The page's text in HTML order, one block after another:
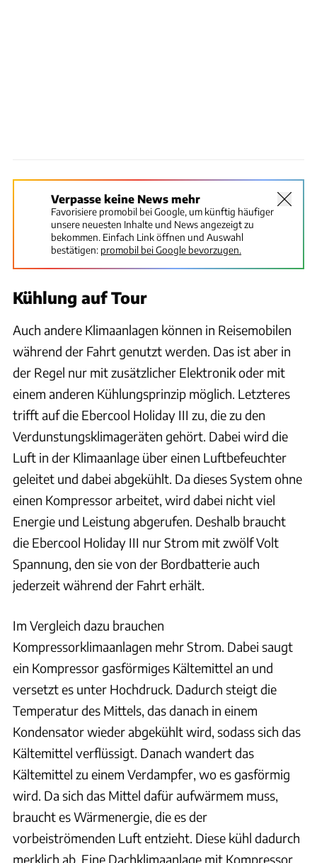
Verpasse keine News mehr
Favorisiere promobil bei Google, um künftig häufiger
unsere neuesten Inhalte und News angezeigt zu
bekommen. Einfach Link öffnen und Auswahl
bestätigen: promobil bei Google bevorzugen.
Kühlung auf Tour
Auch andere Klimaanlagen können in Reisemobilen
während der Fahrt genutzt werden. Das ist aber in
der Regel nur mit zusätzlicher Elektronik oder mit
einem anderen Kühlungsprinzip möglich. Letzteres
trifft auf die Ebercool Holiday III zu, die zu den
Verdunstungsklimageräten gehört. Dabei wird die
Luft in der Klimaanlage über einen Luftbefeuchter
geleitet und dabei abgekühlt. Da dieses System ohne
einen Kompressor arbeitet, wird dabei nicht viel
Energie und Leistung abgerufen. Deshalb braucht
die Ebercool Holiday III nur Strom mit zwölf Volt
Spannung, den sie von der Bordbatterie auch
jederzeit während der Fahrt erhält.
Im Vergleich dazu brauchen
Kompressorklimaanlagen mehr Strom. Dabei saugt
ein Kompressor gasförmiges Kältemittel an und
versetzt es unter Hochdruck. Dadurch steigt die
Temperatur des Mittels, das danach in einem
Kondensator wieder abgekühlt wird, sodass sich das
Kältemittel verflüssigt. Danach wandert das
Kältemittel zu einem Verdampfer, wo es gasförmig
wird. Da sich das Mittel dafür aufwärmem muss,
braucht es Wärmenergie, die es der
vorbeiströmenden Luft entzieht. Diese kühl dadurch
merklich ab. Eine Dachklimaanlage mit Kompressor